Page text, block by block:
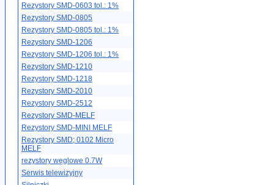
Rezystory SMD-0603 tol.: 1%
Rezystory SMD-0805
Rezystory SMD-0805 tol.: 1%
Rezystory SMD-1206
Rezystory SMD-1206 tol.: 1%
Rezystory SMD-1210
Rezystory SMD-1218
Rezystory SMD-2010
Rezystory SMD-2512
Rezystory SMD-MELF
Rezystory SMD-MINI MELF
Rezystory SMD; 0102 Micro
MELF
rezystory węglowe 0.7W
Serwis telewizyjny